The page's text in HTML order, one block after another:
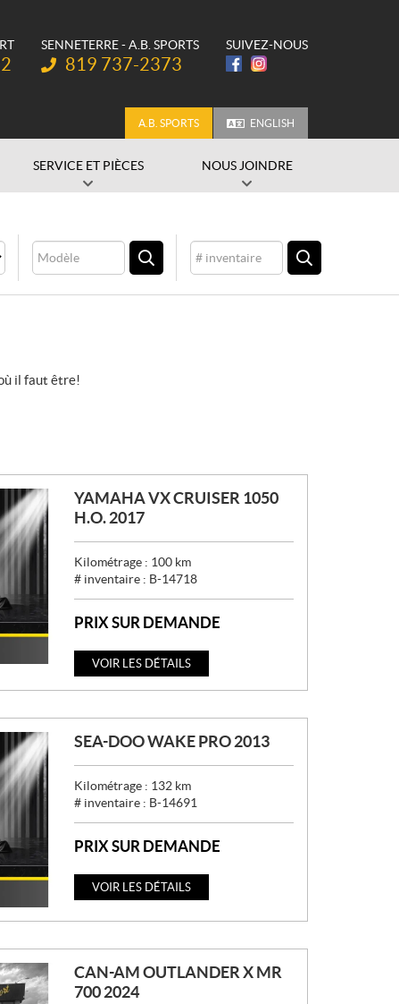
SENNETERRE - A.B. SPORTS
Téléphone :
819 737-2373
SUIVEZ-NOUS
A.B. SPORTS ENGLISH
SERVICE ET PIÈCES NOUS JOINDRE
CHERCHER CHERCHER
il faut être!
YAMAHA VX CRUISER 1050
H.O. 2017
Kilométrage : 100 km
# inventaire : B-14718
PRIX SUR DEMANDE
VOIR LES DÉTAILS
SEA-DOO WAKE PRO 2013
Kilométrage : 132 km
# inventaire : B-14691
PRIX SUR DEMANDE
VOIR LES DÉTAILS
CAN-AM OUTLANDER X MR
700 2024